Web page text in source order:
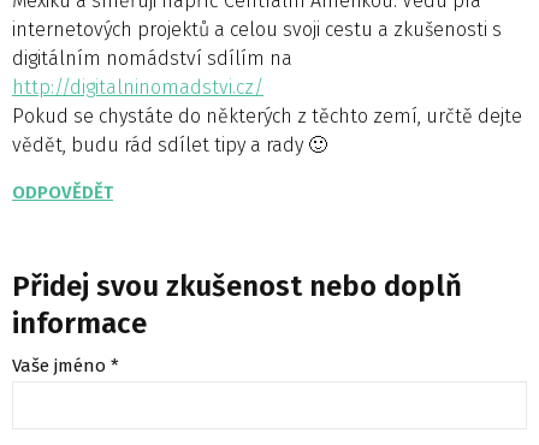
internetových projektů a celou svoji cestu a zkušenosti s
digitálním nomádství sdílím na
http://digitalninomadstvi.cz/
Pokud se chystáte do některých z těchto zemí, určtě dejte
vědět, budu rád sdílet tipy a rady 🙂
ODPOVĚDĚT
Přidej svou zkušenost nebo doplň
informace
Vaše jméno *